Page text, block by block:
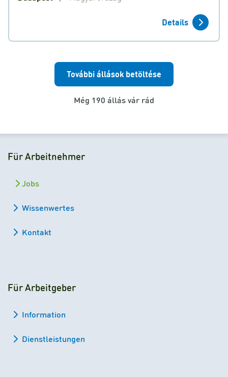
Details
További állások betöltése
Még 190 állás vár rád
Für Arbeitnehmer
Jobs
Wissenwertes
Kontakt
Für Arbeitgeber
Information
Dienstleistungen